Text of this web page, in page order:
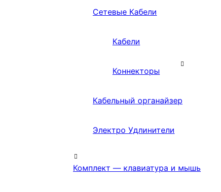
Сетевые Кабели
Кабели
Коннекторы
Кабельный органайзер
Электро Удлинители
Комплект — клавиатура и мышь